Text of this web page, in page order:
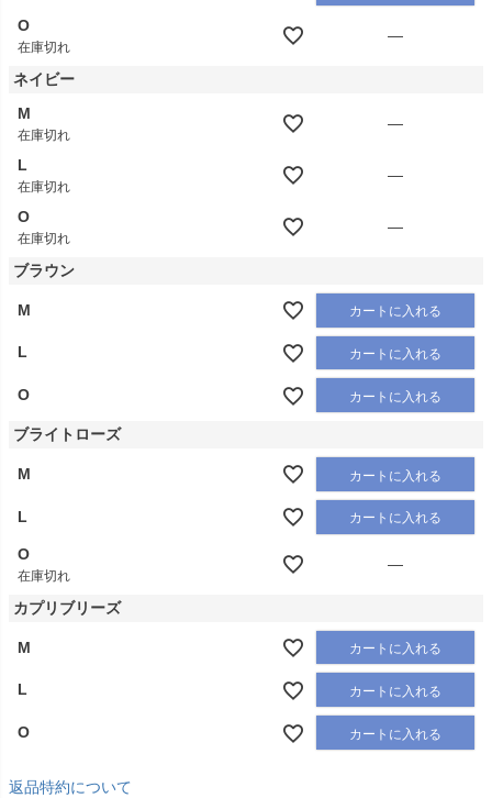
O
在庫切れ
—
ネイビー
M
在庫切れ
—
L
在庫切れ
—
O
在庫切れ
—
ブラウン
M カートに入れる
L カートに入れる
O カートに入れる
ブライトローズ
M カートに入れる
L カートに入れる
O
在庫切れ
—
カプリブリーズ
M カートに入れる
L カートに入れる
O カートに入れる
返品特約について